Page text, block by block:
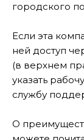
городского
Если эта
ней доступ
(в верхнем
указать
службу
О